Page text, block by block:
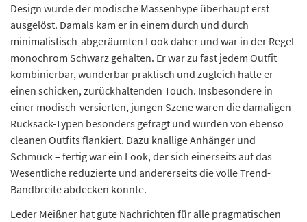
Design wurde der modische Massenhype überhaupt erst
ausgelöst. Damals kam er in einem durch und durch
minimalistisch-abgeräumten Look daher und war in der Regel
monochrom Schwarz gehalten. Er war zu fast jedem Outfit
kombinierbar, wunderbar praktisch und zugleich hatte er
einen schicken, zurückhaltenden Touch. Insbesondere in
einer modisch-versierten, jungen Szene waren die damaligen
Rucksack-Typen besonders gefragt und wurden von ebenso
cleanen Outfits flankiert. Dazu knallige Anhänger und
Schmuck – fertig war ein Look, der sich einerseits auf das
Wesentliche reduzierte und andererseits die volle Trend-
Bandbreite abdecken konnte.
Leder Meißner hat gute Nachrichten für alle pragmatischen